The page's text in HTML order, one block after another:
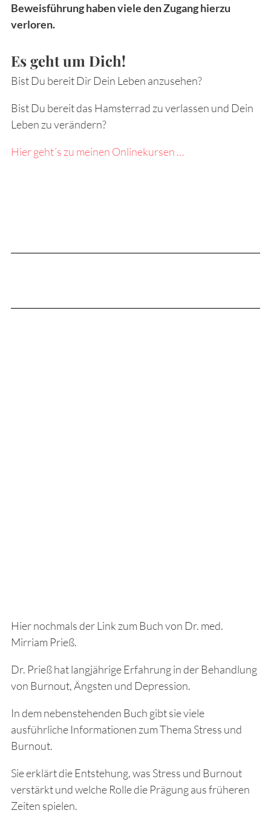
Beweisführung haben viele den Zugang hierzu
verloren.
Es geht um Dich!
Bist Du bereit Dir Dein Leben anzusehen?
Bist Du bereit das Hamsterrad zu verlassen und Dein
Leben zu verändern?
Hier geht´s zu meinen Onlinekursen …
Hier nochmals der Link zum Buch von Dr. med.
Mirriam Prieß.
Dr. Prieß hat langjährige Erfahrung in der Behandlung
von Burnout, Ängsten und Depression.
In dem nebenstehenden Buch gibt sie viele
ausführliche Informationen zum Thema Stress und
Burnout.
Sie erklärt die Entstehung, was Stress und Burnout
verstärkt und welche Rolle die Prägung aus früheren
Zeiten spielen.